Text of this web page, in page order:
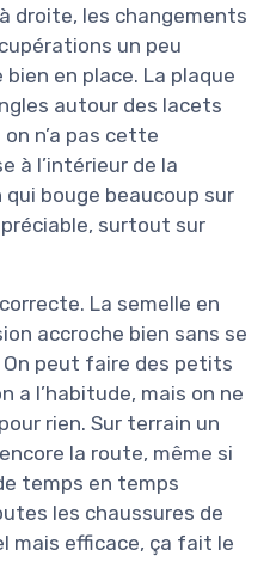
droite, les changements
un peu
en place. La plaque
autour des lacets
n’a pas cette
à l’intérieur de la
qui bouge beaucoup sur
surtout sur
La semelle en
accroche bien sans se
peut faire des petits
a l’habitude, mais on ne
rien. Sur terrain un
la route, même si
temps en temps
les chaussures de
mais efficace, ça fait le